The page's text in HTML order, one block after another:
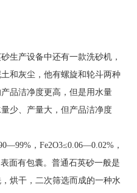
生产设备中还有一款洗砂机，
和灰尘，他有螺旋和轮斗两种
品洁净度更高，但是用水量
少、产量大，但产品洁净度
，Fe2O3≤0.06—0.02%，
面有包囊。普通石英砂一般是
烘干，二次筛选而成的一种水